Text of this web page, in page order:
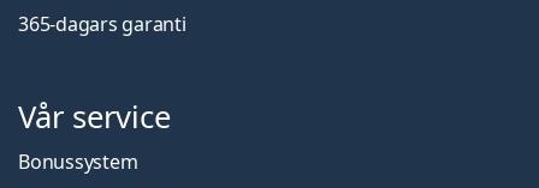
365-dagars garanti
Vår service
Bonussystem